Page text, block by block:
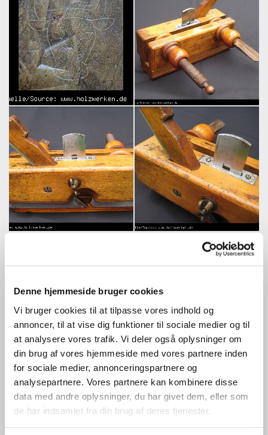
Denne hjemmeside bruger cookies
Vi bruger cookies til at tilpasse vores indhold og
annoncer, til at vise dig funktioner til sociale medier og til
at analysere vores trafik. Vi deler også oplysninger om
din brug af vores hjemmeside med vores partnere inden
for sociale medier, annonceringspartnere og
analysepartnere. Vores partnere kan kombinere disse
data med andre oplysninger, du har givet dem, eller som
de har indsamlet fra din brug af deres tjenester.